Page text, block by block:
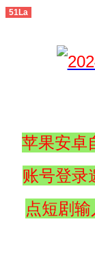
51La
苹果安卓
账号登录
点短剧